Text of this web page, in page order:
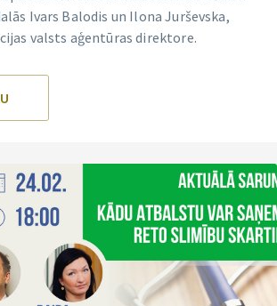
Ivars Balodis un Ilona Jurševska,
valsts aģentūras direktore.